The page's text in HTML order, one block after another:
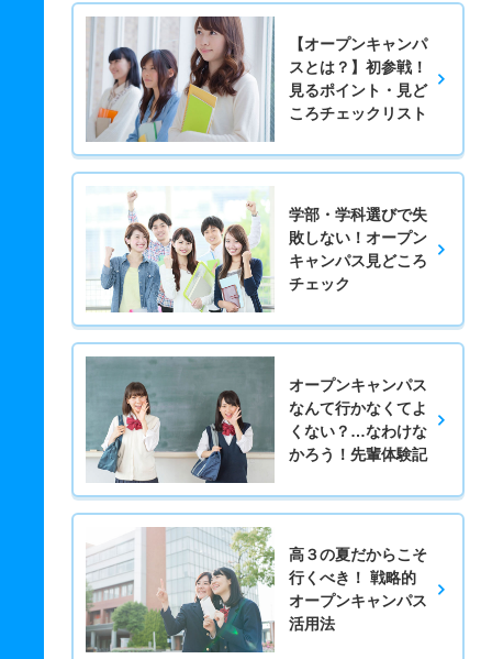
【オープンキャンパ
スとは？】初参戦！
見るポイント・見ど
ころチェックリスト
学部・学科選びで失
敗しない！オープン
キャンパス見どころ
チェック
オープンキャンパス
なんて行かなくてよ
くない？…なわけな
かろう！先輩体験記
高３の夏だからこそ
行くべき！ 戦略的
オープンキャンパス
活用法